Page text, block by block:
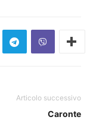
Articolo successivo
Caronte